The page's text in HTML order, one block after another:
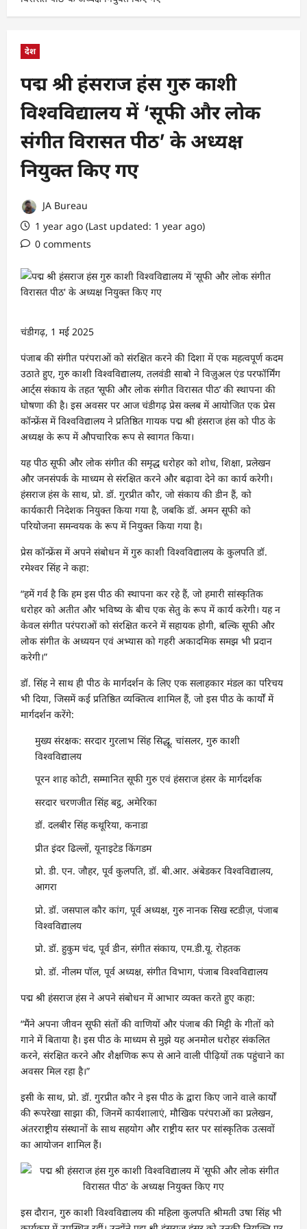
देश
पद्म श्री हंसराज हंस गुरु काशी
विश्वविद्यालय में ‘सूफी और लोक
संगीत विरासत पीठ’ के अध्यक्ष
नियुक्त किए गए
JA Bureau
1 year ago (Last updated: 1 year ago)
0 comments
चंडीगढ़, 1 मई 2025
पंजाब की संगीत परंपराओं को संरक्षित करने की दिशा में एक महत्वपूर्ण कदम
उठाते हुए, गुरु काशी विश्वविद्यालय, तलवंडी साबो ने विज़ुअल एंड परफॉर्मिंग
आर्ट्स संकाय के तहत ‘सूफी और लोक संगीत विरासत पीठ’ की स्थापना की
घोषणा की है। इस अवसर पर आज चंडीगढ़ प्रेस क्लब में आयोजित एक प्रेस
कॉन्फ्रेंस में विश्वविद्यालय ने प्रतिष्ठित गायक पद्म श्री हंसराज हंस को पीठ के
अध्यक्ष के रूप में औपचारिक रूप से स्वागत किया।
यह पीठ सूफी और लोक संगीत की समृद्ध धरोहर को शोध, शिक्षा, प्रलेखन
और जनसंपर्क के माध्यम से संरक्षित करने और बढ़ावा देने का कार्य करेगी।
हंसराज हंस के साथ, प्रो. डॉ. गुरप्रीत कौर, जो संकाय की डीन हैं, को
कार्यकारी निदेशक नियुक्त किया गया है, जबकि डॉ. अमन सूफी को
परियोजना समन्वयक के रूप में नियुक्त किया गया है।
प्रेस कॉन्फ्रेंस में अपने संबोधन में गुरु काशी विश्वविद्यालय के कुलपति डॉ.
रमेश्वर सिंह ने कहा:
“हमें गर्व है कि हम इस पीठ की स्थापना कर रहे हैं, जो हमारी सांस्कृतिक
धरोहर को अतीत और भविष्य के बीच एक सेतु के रूप में कार्य करेगी। यह न
केवल संगीत परंपराओं को संरक्षित करने में सहायक होगी, बल्कि सूफी और
लोक संगीत के अध्ययन एवं अभ्यास को गहरी अकादमिक समझ भी प्रदान
करेगी।”
डॉ. सिंह ने साथ ही पीठ के मार्गदर्शन के लिए एक सलाहकार मंडल का परिचय
भी दिया, जिसमें कई प्रतिष्ठित व्यक्तित्व शामिल हैं, जो इस पीठ के कार्यों में
मार्गदर्शन करेंगे:
मुख्य संरक्षक: सरदार गुरलाभ सिंह सिद्धू, चांसलर, गुरु काशी
विश्वविद्यालय
पूरन शाह कोटी, सम्मानित सूफी गुरु एवं हंसराज हंसर के मार्गदर्शक
सरदार चरणजीत सिंह बट्ठ, अमेरिका
डॉ. दलबीर सिंह कथूरिया, कनाडा
प्रीत इंदर ढिल्लों, यूनाइटेड किंगडम
प्रो. डी. एन. जौहर, पूर्व कुलपति, डॉ. बी.आर. अंबेडकर विश्वविद्यालय,
आगरा
प्रो. डॉ. जसपाल कौर कांग, पूर्व अध्यक्ष, गुरु नानक सिख स्टडीज़, पंजाब
विश्वविद्यालय
प्रो. डॉ. हुकुम चंद, पूर्व डीन, संगीत संकाय, एम.डी.यू. रोहतक
प्रो. डॉ. नीलम पॉल, पूर्व अध्यक्ष, संगीत विभाग, पंजाब विश्वविद्यालय
पद्म श्री हंसराज हंस ने अपने संबोधन में आभार व्यक्त करते हुए कहा:
“मैंने अपना जीवन सूफी संतों की वाणियों और पंजाब की मिट्टी के गीतों को
गाने में बिताया है। इस पीठ के माध्यम से मुझे यह अनमोल धरोहर संकलित
करने, संरक्षित करने और शैक्षणिक रूप से आने वाली पीढ़ियों तक पहुंचाने का
अवसर मिल रहा है।”
इसी के साथ, प्रो. डॉ. गुरप्रीत कौर ने इस पीठ के द्वारा किए जाने वाले कार्यों
की रूपरेखा साझा की, जिनमें कार्यशालाएं, मौखिक परंपराओं का प्रलेखन,
अंतरराष्ट्रीय संस्थानों के साथ सहयोग और राष्ट्रीय स्तर पर सांस्कृतिक उत्सवों
का आयोजन शामिल हैं।
इस दौरान, गुरु काशी विश्वविद्यालय की महिला कुलपति श्रीमती उषा सिंह भी